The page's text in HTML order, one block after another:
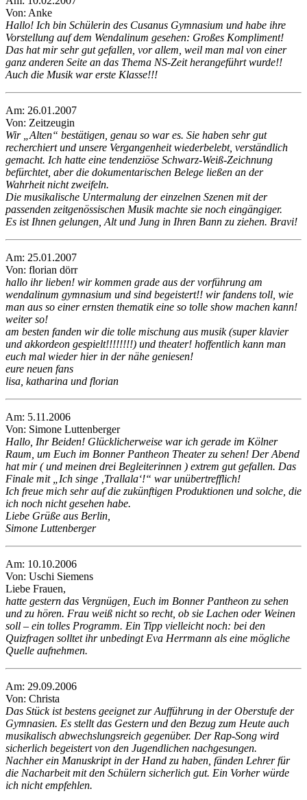
Von: Anke
Hallo! Ich bin Schülerin des Cusanus Gymnasium und habe ihre
Vorstellung auf dem Wendalinum gesehen: Großes Kompliment!
Das hat mir sehr gut gefallen, vor allem, weil man mal von einer
ganz anderen Seite an das Thema NS-Zeit herangeführt wurde!!
Auch die Musik war erste Klasse!!!
Am: 26.01.2007
Von: Zeitzeugin
Wir „Alten“ bestätigen, genau so war es. Sie haben sehr gut
recherchiert und unsere Vergangenheit wiederbelebt, verständlich
gemacht. Ich hatte eine tendenziöse Schwarz-Weiß-Zeichnung
befürchtet, aber die dokumentarischen Belege ließen an der
Wahrheit nicht zweifeln.
Die musikalische Untermalung der einzelnen Szenen mit der
passenden zeitgenössischen Musik machte sie noch eingängiger.
Es ist Ihnen gelungen, Alt und Jung in Ihren Bann zu ziehen. Bravi!
Am: 25.01.2007
Von: florian dörr
hallo ihr lieben! wir kommen grade aus der vorführung am
wendalinum gymnasium und sind begeistert!! wir fandens toll, wie
man aus so einer ernsten thematik eine so tolle show machen kann!
weiter so!
am besten fanden wir die tolle mischung aus musik (super klavier
und akkordeon gespielt!!!!!!!!) und theater! hoffentlich kann man
euch mal wieder hier in der nähe geniesen!
eure neuen fans
lisa, katharina und florian
Am: 5.11.2006
Von: Simone Luttenberger
Hallo, Ihr Beiden! Glücklicherweise war ich gerade im Kölner
Raum, um Euch im Bonner Pantheon Theater zu sehen! Der Abend
hat mir ( und meinen drei Begleiterinnen ) extrem gut gefallen. Das
Finale mit „Ich singe ‚Trallala‘!“ war unübertrefflich!
Ich freue mich sehr auf die zukünftigen Produktionen und solche, die
ich noch nicht gesehen habe.
Liebe Grüße aus Berlin,
Simone Luttenberger
Am: 10.10.2006
Von: Uschi Siemens
Liebe Frauen,
hatte gestern das Vergnügen, Euch im Bonner Pantheon zu sehen
und zu hören. Frau weiß nicht so recht, ob sie Lachen oder Weinen
soll – ein tolles Programm. Ein Tipp vielleicht noch: bei den
Quizfragen solltet ihr unbedingt Eva Herrmann als eine mögliche
Quelle aufnehmen.
Am: 29.09.2006
Von: Christa
Das Stück ist bestens geeignet zur Aufführung in der Oberstufe der
Gymnasien. Es stellt das Gestern und den Bezug zum Heute auch
musikalisch abwechslungsreich gegenüber. Der Rap-Song wird
sicherlich begeistert von den Jugendlichen nachgesungen.
Nachher ein Manuskript in der Hand zu haben, fänden Lehrer für
die Nacharbeit mit den Schülern sicherlich gut. Ein Vorher würde
ich nicht empfehlen.